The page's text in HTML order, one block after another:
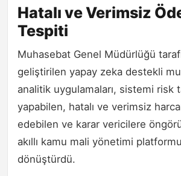
Hatalı ve Verimsiz
Tespiti
Muhasebat Genel Müdürlüğü
geliştirilen yapay zeka destekli
analitik uygulamaları, sistemi risk
yapabilen, hatalı ve verimsiz
edebilen ve karar vericilere
akıllı kamu mali yönetimi
dönüştürdü.